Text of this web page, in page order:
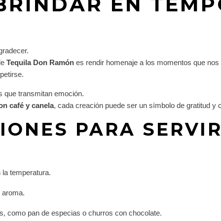
Tequila Don Ramón es rendir homenaje a los momentos que
que transmitan emoción.
café y canela, cada creación puede ser un símbolo de gratitud y
PARA
temperatura.
aroma.
como pan de especias o churros con chocolate.